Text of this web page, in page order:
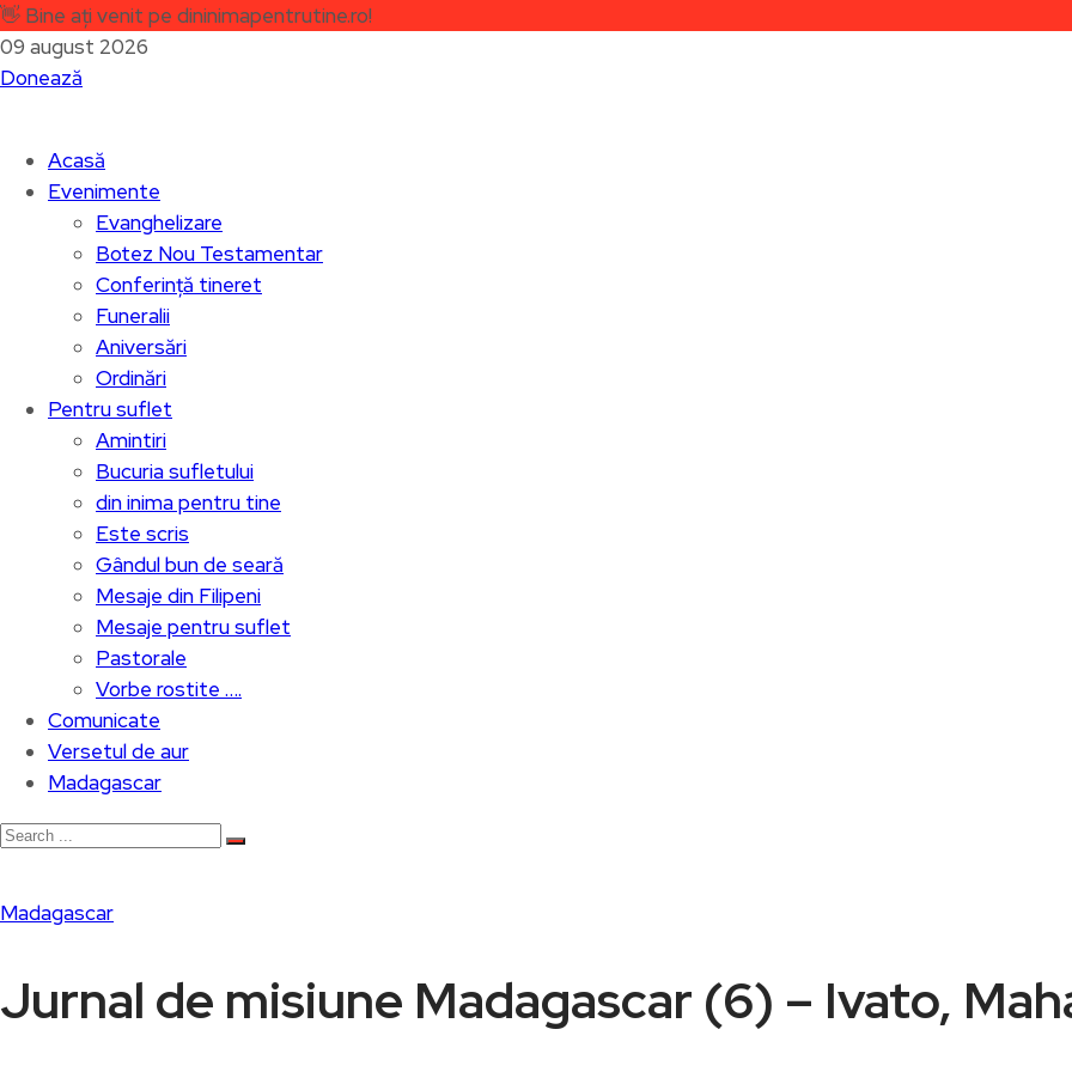
👋 Bine ați venit pe dininimapentrutine.ro!
09 august 2026
Donează
Acasă
Evenimente
Evanghelizare
Botez Nou Testamentar
Conferință tineret
Funeralii
Aniversări
Ordinări
Pentru suflet
Amintiri
Bucuria sufletului
din inima pentru tine
Este scris
Gândul bun de seară
Mesaje din Filipeni
Mesaje pentru suflet
Pastorale
Vorbe rostite ….
Comunicate
Versetul de aur
Madagascar
Madagascar
Jurnal de misiune Madagascar (6) – Ivato,